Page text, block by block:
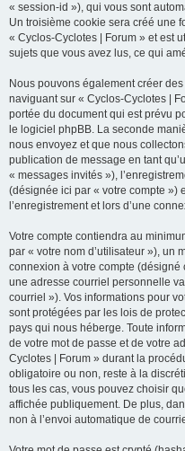
« session-id »), qui vous sont
Un troisième cookie sera créé une
« Cyclos-Cyclotes | Forum » et est
sujets que vous avez lus, ce qui
Nous pouvons également créer
naviguant sur « Cyclos-Cyclotes |
portée du document qui est prévu
le logiciel phpBB. La seconde
nous envoyez et que nous
publication de message en tant
« messages invités »),
(désignée ici par « votre compte »)
l’enregistrement et lors d’une
Votre compte contiendra au
par « votre nom d’utilisateur »), un
connexion à votre compte (désigné
une adresse courriel personnelle
courriel »). Vos informations pour
sont protégées par les lois de
pays qui nous héberge. Toute
de votre mot de passe et de votre
Cyclotes | Forum » durant la
obligatoire ou non, reste à la
tous les cas, vous pouvez choisir
affichée publiquement. De plus,
non à l’envoi automatique de